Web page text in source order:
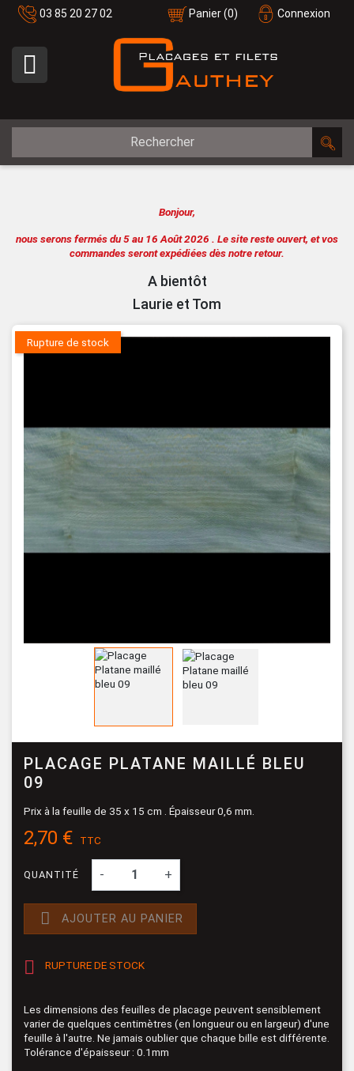
03 85 20 27 02 Connexion
Panier(0)

Bonjour,
nous serons fermés du 5 au 16 Août 2026 . Le site reste ouvert, et vos
commandes seront expédiées dès notre retour.
A bientôt
Laurie et Tom
Rupture de stock
PLACAGE PLATANE MAILLÉ BLEU
09
Prix à la feuille de 35 x 15 cm . Épaisseur 0,6 mm.
2,70 € TTC
QUANTITÉ - +
 AJOUTER AU PANIER
 RUPTURE DE STOCK
Les dimensions des feuilles de placage peuvent sensiblement
varier de quelques centimètres (en longueur ou en largeur) d'une
feuille à l'autre. Ne jamais oublier que chaque bille est différente.
Tolérance d'épaisseur : 0.1mm